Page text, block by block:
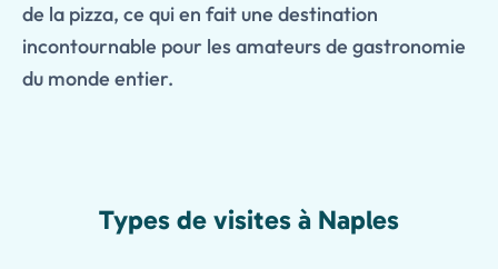
de la pizza, ce qui en fait une destination
incontournable pour les amateurs de gastronomie
du monde entier.
Types de visites à Naples